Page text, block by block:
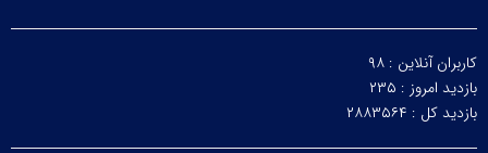
کاربران آنلاین : ۹۸
بازدید امروز : ۲۳۵
بازدید کل : ۲۸۸۳۵۶۴